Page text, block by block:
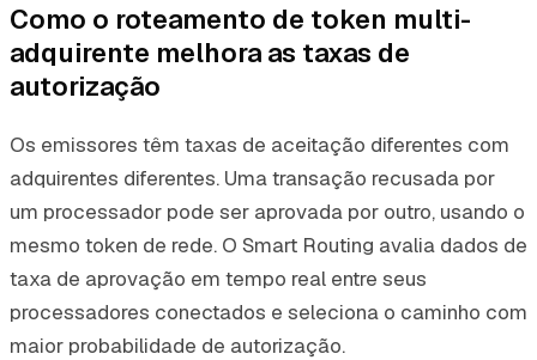
Como o roteamento de token multi-
adquirente melhora as taxas de
autorização
Os emissores têm taxas de aceitação diferentes com
adquirentes diferentes. Uma transação recusada por
um processador pode ser aprovada por outro, usando o
mesmo token de rede. O Smart Routing avalia dados de
taxa de aprovação em tempo real entre seus
processadores conectados e seleciona o caminho com
maior probabilidade de autorização.